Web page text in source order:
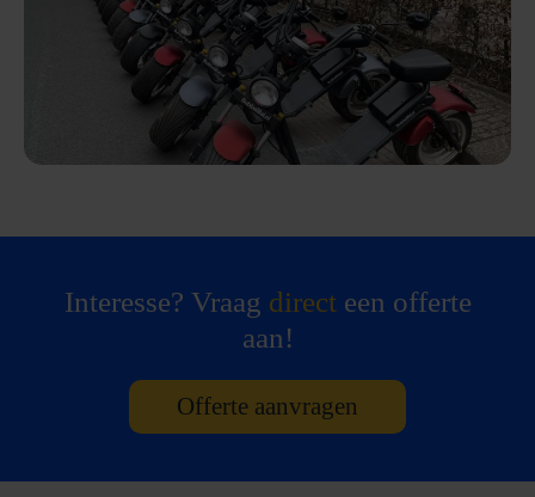
Interesse? Vraag directeen offerte
aan!
Offerte aanvragen